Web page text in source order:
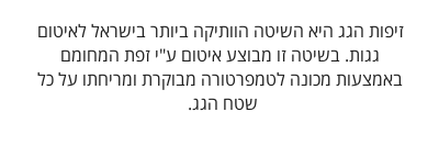
זיפות הגג היא השיטה הוותיקה ביותר בישראל לאיטום
גגות. בשיטה זו מבוצע איטום ע"י זפת המחומם
באמצעות מכונה לטמפרטורה מבוקרת ומריחתו על כל
שטח הגג.